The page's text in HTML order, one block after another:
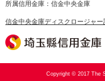
所属信用金庫：信金中央金庫
信金中央金庫ディスクロージャー
Copyright © 2017 The